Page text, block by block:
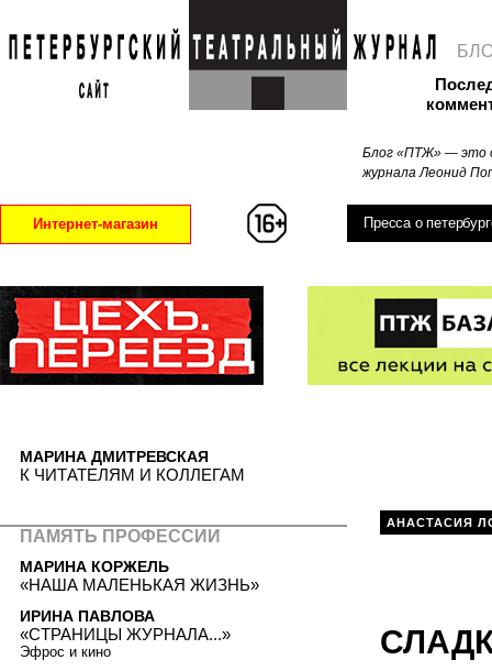
Блог «ПТЖ» — это
журнала Леонид
Интернет-магазин Пресса о
АНАСТАСИЯ
МАРИНА ДМИТРЕВСКАЯ
К ЧИТАТЕЛЯМ И КОЛЛЕГАМ
ПАМЯТЬ ПРОФЕССИИ
МАРИНА КОРЖЕЛЬ
«НАША МАЛЕНЬКАЯ ЖИЗНЬ»
ИРИНА ПАВЛОВА
«СТРАНИЦЫ ЖУРНАЛА...»
Эфрос и кино